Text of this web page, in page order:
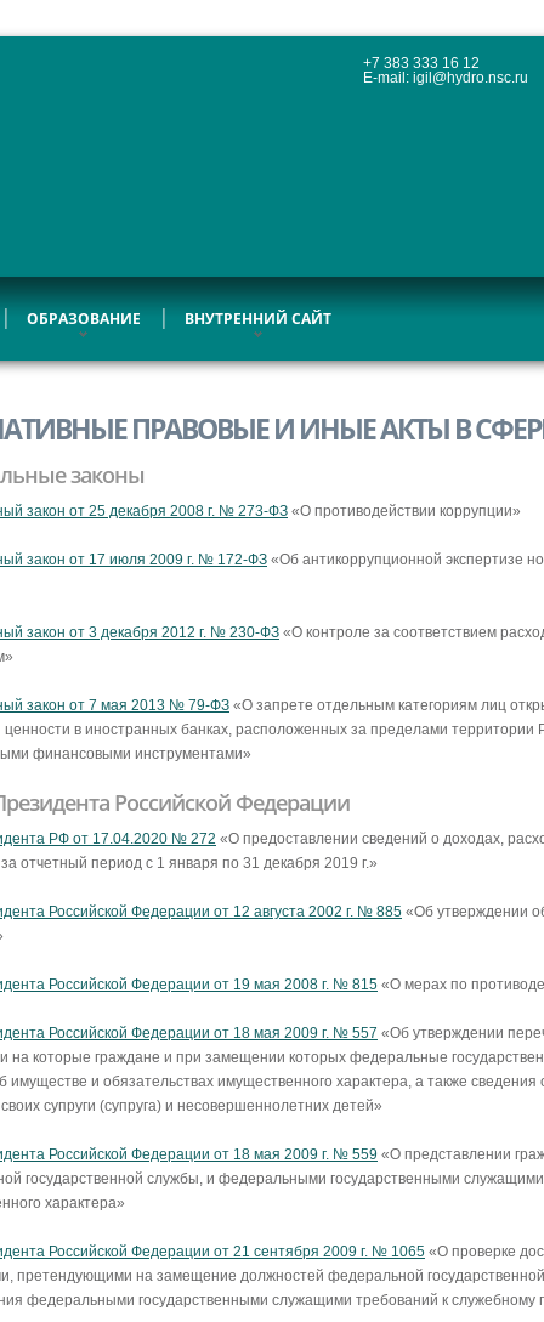
+7 383 333 16 12
E-mail: igil@hydro.nsc.ru
ОБРАЗОВАНИЕ ВНУТРЕННИЙ САЙТ
ПРАВОВЫЕ И ИНЫЕ АКТЫ В
законы
закон от 25 декабря 2008 г. № 273-ФЗ «О противодействии коррупции»
закон от 17 июля 2009 г. № 172-ФЗ «Об антикоррупционной экспертизе
закон от 3 декабря 2012 г. № 230-ФЗ «О контроле за соответствием
закон от 7 мая 2013 № 79-ФЗ «О запрете отдельным категориям лиц
ценности в иностранных банках, расположенных за пределами территории
финансовыми инструментами»
Российской Федерации
РФ от 17.04.2020 № 272 «О предоставлении сведений о доходах,
отчетный период с 1 января по 31 декабря 2019 г.»
Российской Федерации от 12 августа 2002 г. № 885 «Об утверждении
Российской Федерации от 19 мая 2008 г. № 815 «О мерах по
Российской Федерации от 18 мая 2009 г. № 557 «Об утверждении
на которые граждане и при замещении которых федеральные
имуществе и обязательствах имущественного характера, а также
супруги (супруга) и несовершеннолетних детей»
Российской Федерации от 18 мая 2009 г. № 559 «О представлении
государственной службы, и федеральными государственными
характера»
Российской Федерации от 21 сентября 2009 г. № 1065 «О проверке
претендующими на замещение должностей федеральной
федеральными государственными служащими требований к служебному